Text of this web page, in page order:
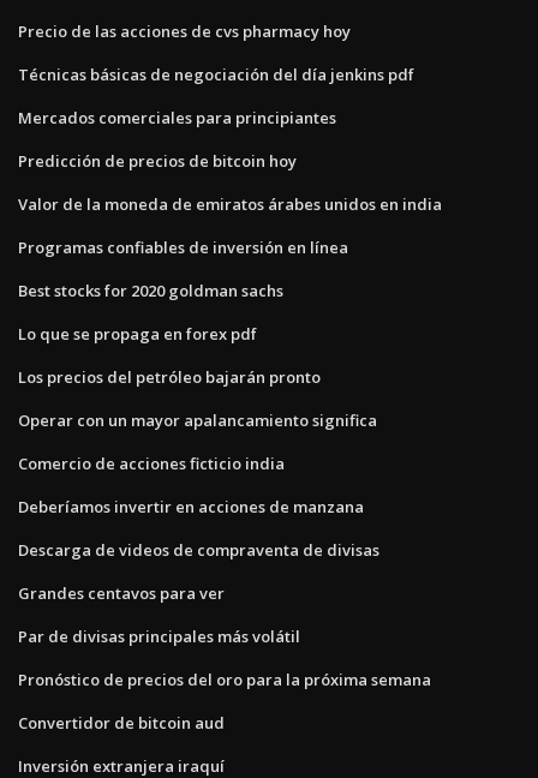
Precio de las acciones de cvs pharmacy hoy
Técnicas básicas de negociación del día jenkins pdf
Mercados comerciales para principiantes
Predicción de precios de bitcoin hoy
Valor de la moneda de emiratos árabes unidos en india
Programas confiables de inversión en línea
Best stocks for 2020 goldman sachs
Lo que se propaga en forex pdf
Los precios del petróleo bajarán pronto
Operar con un mayor apalancamiento significa
Comercio de acciones ficticio india
Deberíamos invertir en acciones de manzana
Descarga de videos de compraventa de divisas
Grandes centavos para ver
Par de divisas principales más volátil
Pronóstico de precios del oro para la próxima semana
Convertidor de bitcoin aud
Inversión extranjera iraquí